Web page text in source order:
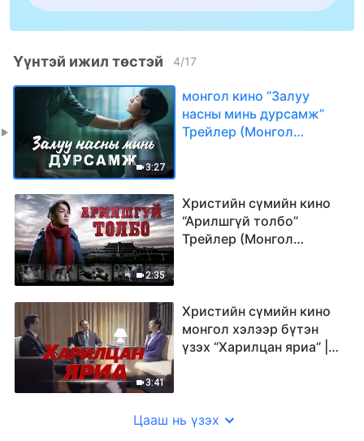
Үүнтэй ижил төстэй 4/17
3:27
монгол кино “Залуу
насны минь дурсамж”
Трейлер (Mонгол
2:35
Христийн сүмийн кино
“Арилшгүй толбо”
Трейлер (Mонгол
3:41
Христийн сүмийн кино
монгол хэлээр бүтэн
үзэх “Харилцан яриа” |
Цааш нь үзэх